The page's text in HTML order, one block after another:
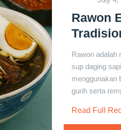
Rawon
Rawon adalah
sup daging
menggunakan
gurih serta
Read Full